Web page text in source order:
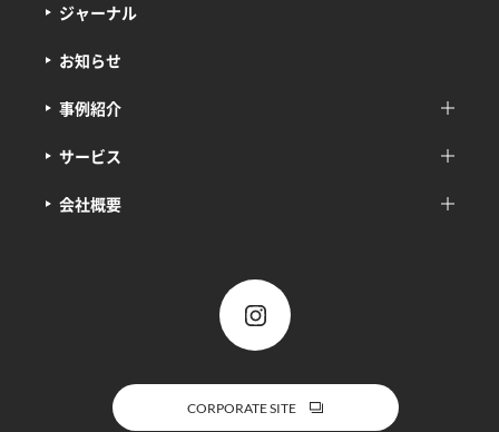
サービス
事例紹介
会社概要
ジャーナル
お知らせ
CORPORATE SITE